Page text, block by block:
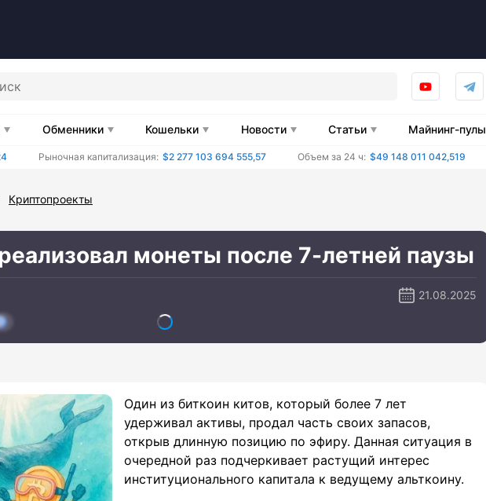
Обменники Кошельки Новости Статьи Майнинг-пулы
Рыночная капитализация: $2 277 103 694 555,57 Объем за 24 ч: $49 148 011 042,519
Криптопроекты
монеты после 7-летней паузы
21.08.2025
Один из биткоин китов, который более 7 лет
удерживал активы, продал часть своих запасов,
открыв длинную позицию по эфиру. Данная ситуация в
очередной раз подчеркивает растущий интерес
институционального капитала к ведущему альткоину.